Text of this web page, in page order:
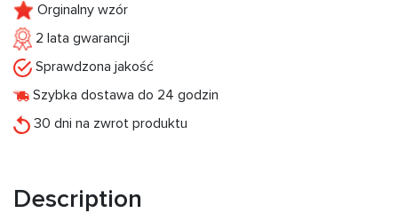
Orginalny wzór
2 lata gwarancji
Sprawdzona jakość
Szybka dostawa do 24 godzin
30 dni na zwrot produktu
Description